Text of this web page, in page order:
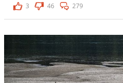
3
46 279